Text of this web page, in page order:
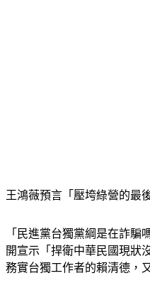
王鴻薇預言「壓垮綠營的最
「民進黨台獨黨綱是在詐騙
開宣示「捍衛中華民國現狀
務實台獨工作者的賴清德，